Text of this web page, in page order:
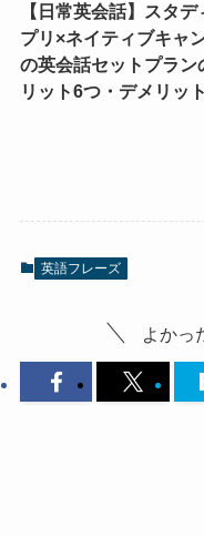
【日常英会話】スタデ
プリ×ネイティブキャ
の英会話セットプラン
リット6つ・デメリッ
英語フレーズ
よかっ